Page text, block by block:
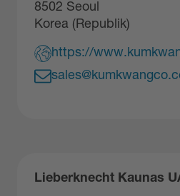
8502 Seoul
Korea (Republik)
https://
Lieberknecht Kaunas